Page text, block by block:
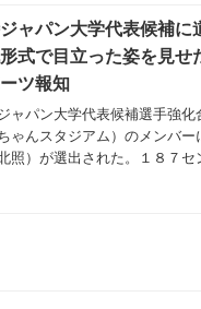
ャパン大学代表候補に
式で目立った姿を見
ツ報知
ャパン大学代表候補選手強
ゃんスタジアム）のメンバ
照）が選出された。１８７セ